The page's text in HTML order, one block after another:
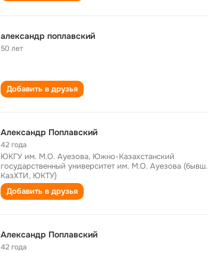
александр поплавский
50 лет
Добавить в друзья
Александр Поплавский
42 года
ЮКГУ им. М.О. Ауезова, Южно-Казахстанский
государственный университет им. М.О. Ауезова (бывш.
КазХТИ, ЮКТУ)
Добавить в друзья
Александр Поплавский
42 года